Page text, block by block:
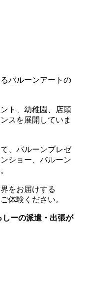
バルーンアートの
ト、幼稚園、店頭
スを展開していま
、バルーンプレゼ
ショー、バルーン
をお届けする
体験ください。
ーの派遣・出張が